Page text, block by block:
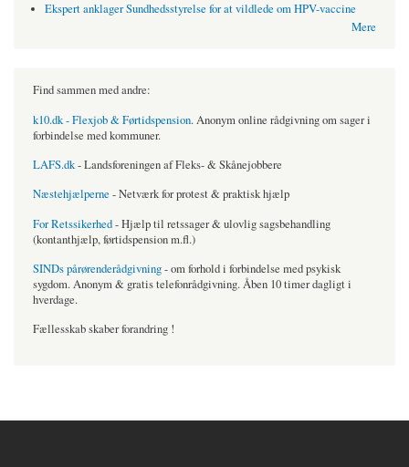
Ekspert anklager Sundhedsstyrelse for at vildlede om HPV-vaccine
Mere
Find sammen med andre:
k10.dk - Flexjob & Førtidspension. Anonym online rådgivning om sager i
forbindelse med kommuner.
LAFS.dk- Landsforeningen af Fleks- & Skånejobbere
Næstehjælperne - Netværk for protest & praktisk hjælp
For Retssikerhed- Hjælp til retssager & ulovlig sagsbehandling
(kontanthjælp, førtidspension m.fl.)
SINDs pårørenderådgivning- om forhold i forbindelse med psykisk
sygdom. Anonym & gratis telefonrådgivning. Åben 10 timer dagligt i
hverdage.
Fællesskab skaber forandring !